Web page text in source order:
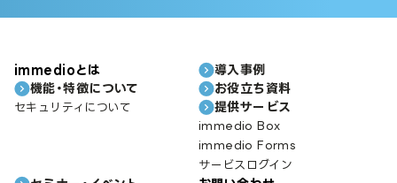
immedioとは
機能・特徴について
セキュリティについて
導入事例
お役立ち資料
提供サービス
immedio Box
immedio Forms
サービスログイン